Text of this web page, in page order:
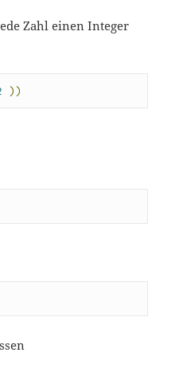
Zahl einen Integer
))